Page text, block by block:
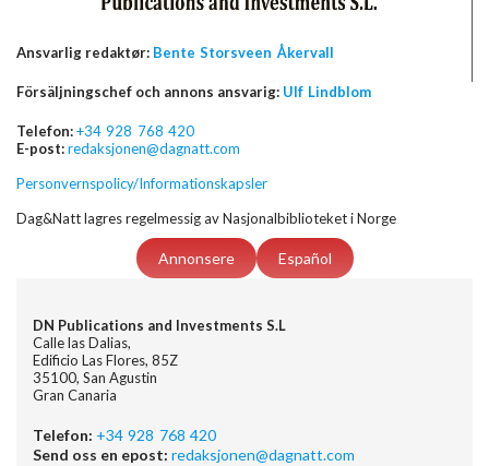
Ansvarlig redaktør: Bente Storsveen Åkervall
Försäljningschef och annons ansvarig: Ulf Lindblom
Telefon:+34 928 768 420
E-post:redaksjonen@dagnatt.com
Personvernspolicy/Informationskapsler
Dag&Natt lagres regelmessig av Nasjonalbiblioteket i Norge
Annonsere Español
DN Publications and Investments S.L
Calle las Dalias,
Edificio Las Flores, 85Z
35100, San Agustin
Gran Canaria
Telefon: +34 928 768 420
Send oss en epost: redaksjonen@dagnatt.com